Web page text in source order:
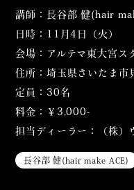
講師：長谷部 健(hair
日時：11月4日（火）
会場：アルテマ東大宮ス
住所：埼玉県さいたま
定員：30名
料金：￥3,000-
担当ディーラー：（株）
長谷部 健(hair make ACE)